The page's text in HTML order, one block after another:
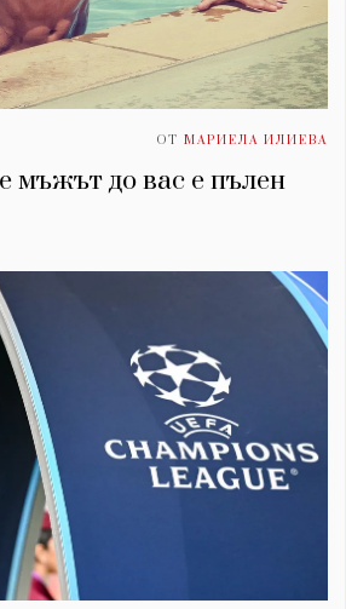
ОТ МАРИЕЛА ИЛИЕВА
мъжът до вас е пълен